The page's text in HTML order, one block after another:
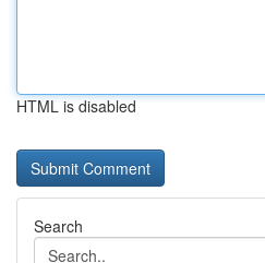
HTML is disabled
Search